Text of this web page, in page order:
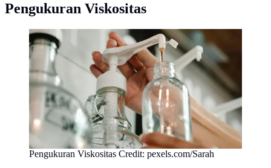
Pengukuran Viskositas
Pengukuran Viskositas Credit: pexels.com/Sarah